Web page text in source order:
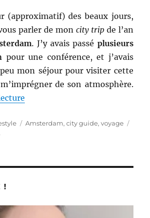
(approximatif) des beaux jours,
parler de mon city tripde l’an
. J’y avais passé plusieurs
pour une conférence, et j’avais
mon séjour pour visiter cette
de son atmosphère.
Étiquettes
Amsterdam,city guide,voyage
sur
jours
à
!